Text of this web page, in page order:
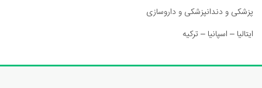
پزشکی و دندانپزشکی و داروسازی
ایتالیا – اسپانیا – ترکیه